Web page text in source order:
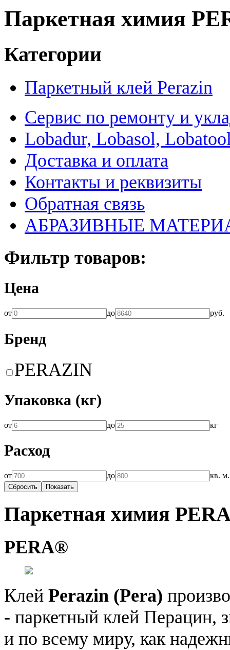
Паркетная химия
Категории
Паркетный клей Perazin
Сервис по ремонту и
Lobadur, Lobasol,
Доставка и оплата
Контакты и реквизиты
Обратная связь
АБРАЗИВНЫЕ
Фильтр товаров:
Цена
от до руб.
Бренд
PERAZIN
Упаковка (кг)
от до кг
Расход
от до кв. м.
Паркетная химия
PERA®
Клей Perazin (Pera)
- паркетный клей Перацин,
и по всему миру, как